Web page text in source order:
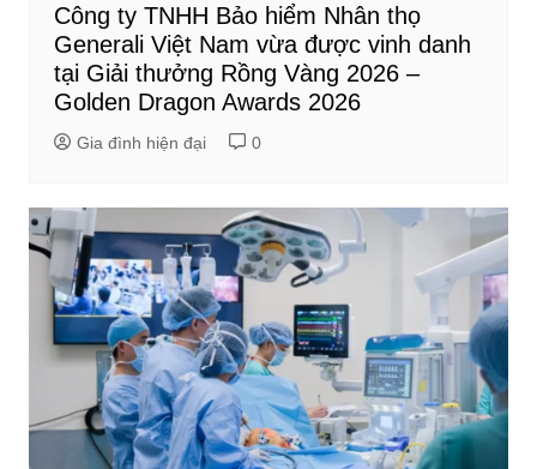
Công ty TNHH Bảo hiểm Nhân thọ
Generali Việt Nam vừa được vinh danh
tại Giải thưởng Rồng Vàng 2026 –
Golden Dragon Awards 2026
Gia đình hiện đại 0